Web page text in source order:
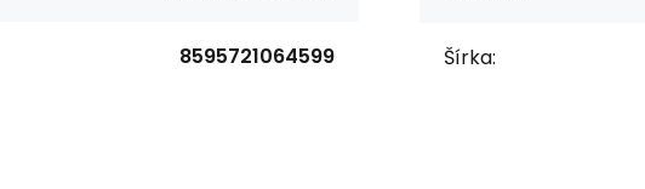
8595721064599 Šírka: